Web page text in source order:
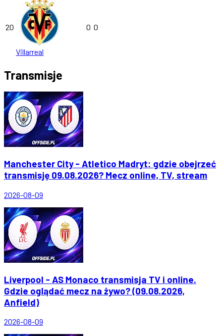
20
Villarreal
0 0
Transmisje
Manchester City - Atletico Madryt: gdzie obejrzeć
transmisję 09.08.2026? Mecz online, TV, stream
2026-08-09
Liverpool - AS Monaco transmisja TV i online.
Gdzie oglądać mecz na żywo? (09.08.2026,
Anfield)
2026-08-09